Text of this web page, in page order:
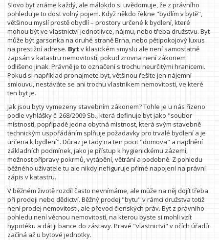
Slovo byt známe každý, ale málokdo si uvědomuje, že z právního
pohledu je to dost volný pojem. Když někdo řekne "bydlím v bytě",
většinou myslí prostě obydlí – prostory určené k bydlení, které
mohou být ve vlastnictví jednotlivce, nájmu, nebo třeba družstvu. Byt
může být garsonka na druhé straně Brna, nebo pětipokojový luxus
na prestižní adrese. Byt v klasickém smyslu ale není samostatně
zapsán v katastru nemovitostí, pokud zrovna není zákonem
odlišeno jinak. Právně je to označení s trochu neurčitými hranicemi.
Pokud si například pronajmete byt, většinou řešíte jen nájemní
smlouvu, nestáváte se ani trochu vlastníkem nemovitosti, ve které
ten byt je.
Jak jsou byty vymezeny stavebním zákonem? Tohle je u nás řízeno
podle vyhlášky č. 268/2009 Sb., která definuje byt jako "soubor
místností, popřípadě jedna obytná místnost, která svým stavebně
technickým uspořádáním splňuje požadavky pro trvalé bydlení a je
určena k bydlení". Důraz je tady na ten pocit "domova" a naplnění
základních podmínek, jako je přístup k hygienickému zázemí,
možnost přípravy pokrmů, vytápění, větrání a podobně. Z pohledu
běžného uživatele tu ale nikdy nefiguruje přímé napojení na právní
zápis v katastru.
V běžném životě rozdíl často nevnímáme, ale může na něj dojít třeba
při prodeji nebo dědictví. Běžný prodej "bytu" v rámci družstva totiž
není prodej nemovitosti, ale převod členských práv. Byt z právního
pohledu není věcnou nemovitostí, na kterou byste si mohli vzít
hypotéku a dát ji bance do zástavy. Pravé "vlastnictví" v očích úřadů
začíná až u bytové jednotky.